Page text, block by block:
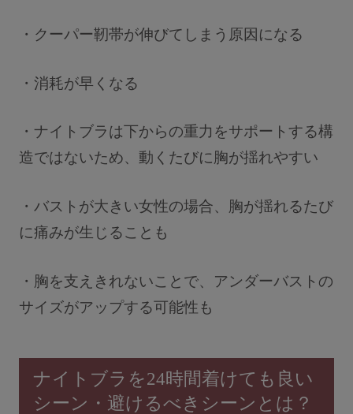
・クーパー靭帯が伸びてしまう原因になる
・消耗が早くなる
・ナイトブラは下からの重力をサポートする構
造ではないため、動くたびに胸が揺れやすい
・バストが大きい女性の場合、胸が揺れるたび
に痛みが生じることも
・胸を支えきれないことで、アンダーバストの
サイズがアップする可能性も
ナイトブラを24時間着けても良い
シーン・避けるべきシーンとは？